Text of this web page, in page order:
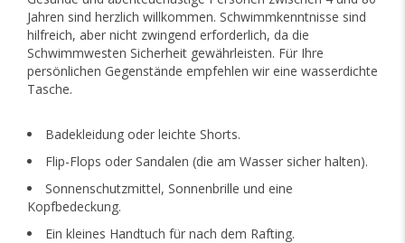
Jahren sind herzlich willkommen. Schwimmkenntnisse sind
hilfreich, aber nicht zwingend erforderlich, da die
Schwimmwesten Sicherheit gewährleisten. Für Ihre
persönlichen Gegenstände empfehlen wir eine wasserdichte
Tasche.
Badekleidung oder leichte Shorts.
Flip-Flops oder Sandalen (die am Wasser sicher halten).
Sonnenschutzmittel, Sonnenbrille und eine
Kopfbedeckung.
Ein kleines Handtuch für nach dem Rafting.